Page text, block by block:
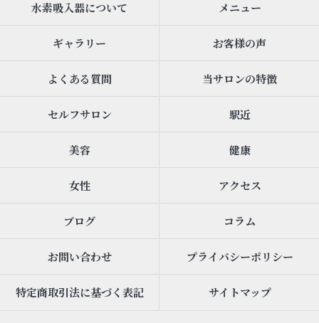
水素吸入器について メニュー
ギャラリー お客様の声
よくある質問 当サロンの特徴
セルフサロン 駅近
美容 健康
女性 アクセス
ブログ コラム
お問い合わせ プライバシーポリシー
特定商取引法に基づく表記 サイトマップ